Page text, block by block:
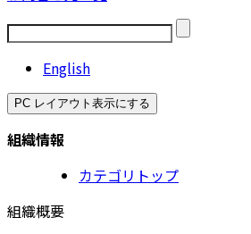
English
PC レイアウト表示にする
組織情報
カテゴリトップ
組織概要